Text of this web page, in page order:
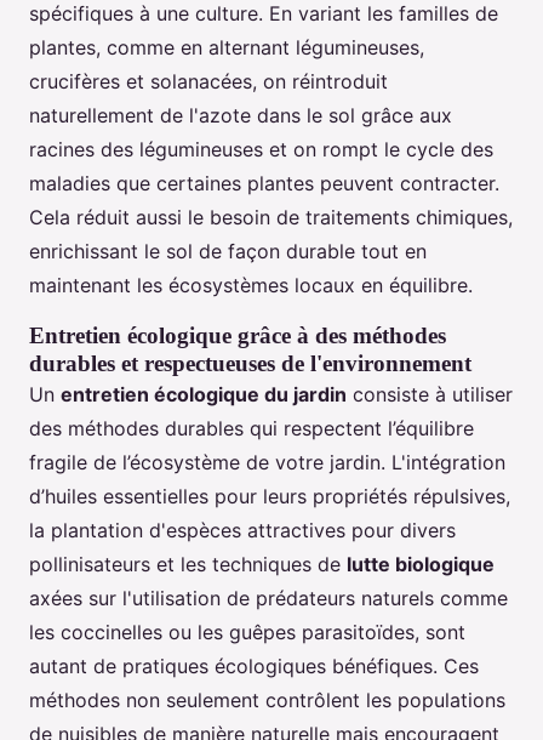
spécifiques à une culture. En variant les familles de
plantes, comme en alternant légumineuses,
crucifères et solanacées, on réintroduit
naturellement de l'azote dans le sol grâce aux
racines des légumineuses et on rompt le cycle des
maladies que certaines plantes peuvent contracter.
Cela réduit aussi le besoin de traitements chimiques,
enrichissant le sol de façon durable tout en
maintenant les écosystèmes locaux en équilibre.
Entretien écologique grâce à des méthodes
durables et respectueuses de l'environnement
Un entretien écologique du jardin consiste à utiliser
des méthodes durables qui respectent l’équilibre
fragile de l’écosystème de votre jardin. L'intégration
d’huiles essentielles pour leurs propriétés répulsives,
la plantation d'espèces attractives pour divers
pollinisateurs et les techniques de lutte biologique
axées sur l'utilisation de prédateurs naturels comme
les coccinelles ou les guêpes parasitoïdes, sont
autant de pratiques écologiques bénéfiques. Ces
méthodes non seulement contrôlent les populations
de nuisibles de manière naturelle mais encouragent